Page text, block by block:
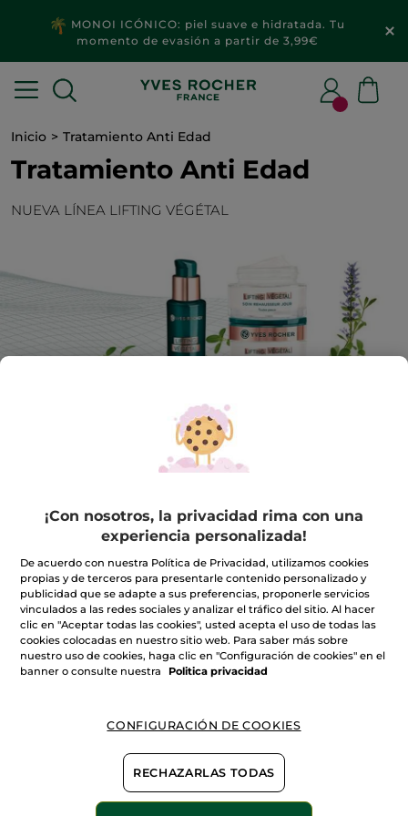
MONOI ICÓNICO: piel suave e hidratada. Tu
momento de evasión a partir de 3,99€
Inicio Tratamiento Anti Edad
Tratamiento Anti Edad
NUEVA LÍNEA LIFTING VÉGÉTAL
producto(s) encontrado(s)
La Revolución del Lifting Végétal
Con la edad, el óvalo facial tiende a cambiar y con los años, la
geometría del rostro pierde su definición. Estos cambios en la
densidad y el volumen de la piel, son los signos típicos del
combatir este proceso y permitir la
recuperación de un óvalo facial armonioso.
Han identificado el potencial de la Ajuga Reptans y la han
seleccionado por su concentración única en
, para formular un concentrado inédito patentado que
aumenta el poder tensor de las células y refuerza la estructura
100%extractos
60 hectáreas de
¡Con nosotros, la privacidad rima con una
experiencia personalizada!
De acuerdo con nuestra Política de Privacidad, utilizamos cookies
propias y de terceros para presentarle contenido personalizado y
publicidad que se adapte a sus preferencias, proponerle servicios
vinculados a las redes sociales y analizar el tráfico del sitio. Al hacer
clic en "Aceptar todas las cookies", usted acepta el uso de todas las
cookies colocadas en nuestro sitio web. Para saber más sobre
nuestro uso de cookies, haga clic en "Configuración de cookies" en el
banner o consulte nuestra
Politica privacidad
CONFIGURACIÓN DE COOKIES
RECHAZARLAS TODAS